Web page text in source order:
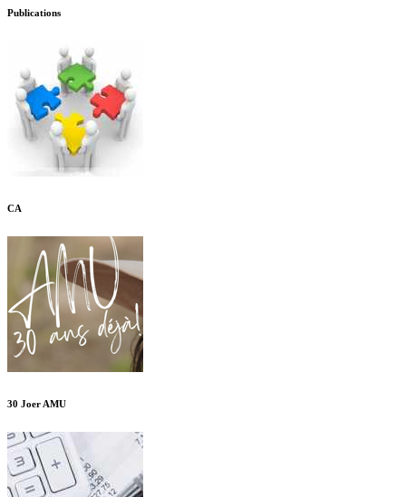
Publications
CA
30 Joer AMU